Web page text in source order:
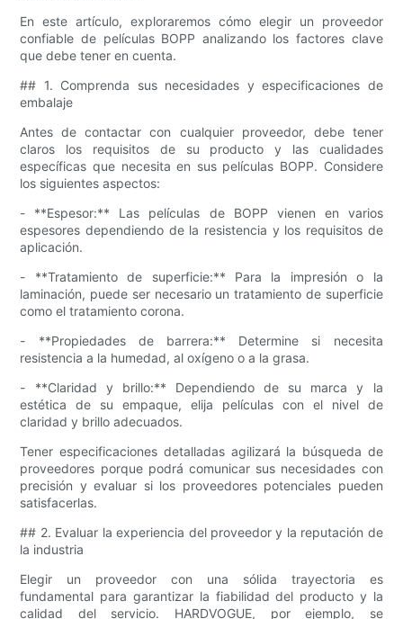
En este artículo, exploraremos cómo elegir un proveedor
confiable de películas BOPP analizando los factores clave
que debe tener en cuenta.
## 1. Comprenda sus necesidades y especificaciones de
embalaje
Antes de contactar con cualquier proveedor, debe tener
claros los requisitos de su producto y las cualidades
específicas que necesita en sus películas BOPP. Considere
los siguientes aspectos:
- **Espesor:** Las películas de BOPP vienen en varios
espesores dependiendo de la resistencia y los requisitos de
aplicación.
- **Tratamiento de superficie:** Para la impresión o la
laminación, puede ser necesario un tratamiento de superficie
como el tratamiento corona.
- **Propiedades de barrera:** Determine si necesita
resistencia a la humedad, al oxígeno o a la grasa.
- **Claridad y brillo:** Dependiendo de su marca y la
estética de su empaque, elija películas con el nivel de
claridad y brillo adecuados.
Tener especificaciones detalladas agilizará la búsqueda de
proveedores porque podrá comunicar sus necesidades con
precisión y evaluar si los proveedores potenciales pueden
satisfacerlas.
## 2. Evaluar la experiencia del proveedor y la reputación de
la industria
Elegir un proveedor con una sólida trayectoria es
fundamental para garantizar la fiabilidad del producto y la
calidad del servicio. HARDVOGUE, por ejemplo, se